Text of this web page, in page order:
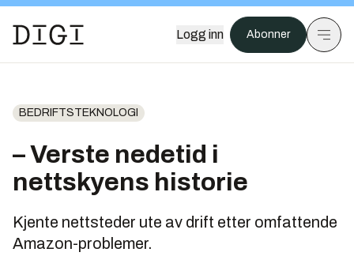
Logg inn Abonner
BEDRIFTSTEKNOLOGI
– Verste nedetid i
nettskyens historie
Kjente nettsteder ute av drift etter omfattende
Amazon-problemer.